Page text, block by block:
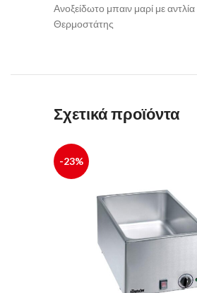
Ανοξείδωτο μπαιν μαρί με
Θερμοστάτης
Σχετικά προϊόντα
-23%